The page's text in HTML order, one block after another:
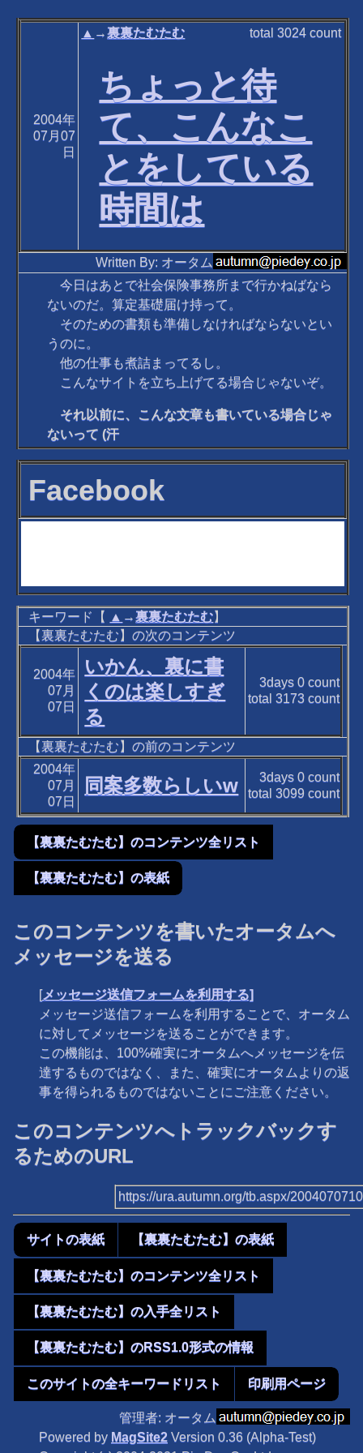
2004年
07月07
日
▲ →裏裏たむたむ total3024 count
ちょっと待
て、こんなこ
とをしている
時間は
Written By: オータム
今日はあとで社会保険事務所まで行かねばなら
ないのだ。算定基礎届け持って。
そのための書類も準備しなければならないとい
うのに。
他の仕事も煮詰まってるし。
こんなサイトを立ち上げてる場合じゃないぞ。
それ以前に、こんな文章も書いている場合じゃ
ないって (汗
Facebook
キーワード【 ▲ →裏裏たむたむ】
【裏裏たむたむ】の次のコンテンツ
2004年
07月
07日
いかん、裏に書
くのは楽しすぎ
る
3days 0count
total 3173count
【裏裏たむたむ】の前のコンテンツ
2004年
07月
07日
同案多数らしいw 3days 0count
total 3099 count
【裏裏たむたむ】のコンテンツ全リスト
【裏裏たむたむ】の表紙
このコンテンツを書いたオータムへ
メッセージを送る
[メッセージ送信フォームを利用する]
メッセージ送信フォームを利用することで、オータム
に対してメッセージを送ることができます。
この機能は、100%確実にオータムへメッセージを伝
達するものではなく、また、確実にオータムよりの返
事を得られるものではないことにご注意ください。
このコンテンツへトラックバックす
るためのURL
https://ura.autumn.org/tb.aspx/
サイトの表紙 【裏裏たむたむ】の表紙
【裏裏たむたむ】のコンテンツ全リスト
【裏裏たむたむ】の入手全リスト
【裏裏たむたむ】のRSS1.0形式の情報
このサイトの全キーワードリスト 印刷用ページ
管理者: オータム
Powered by MagSite2 Version 0.36 (Alpha-Test)